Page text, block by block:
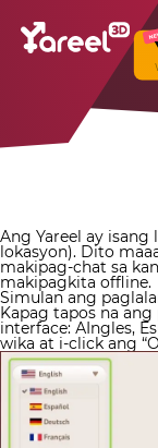
Ang Yareel ay isang
lokasyon). Dito
makipag-chat sa
makipagkita offline.
Simulan ang
Kapag tapos na
interface:АIngles,
wika at i-click ang